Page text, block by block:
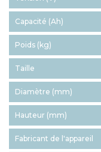
Capacité (Ah)
Poids (kg)
Taille
Diamètre (mm)
Hauteur (mm)
Fabricant de l'appareil